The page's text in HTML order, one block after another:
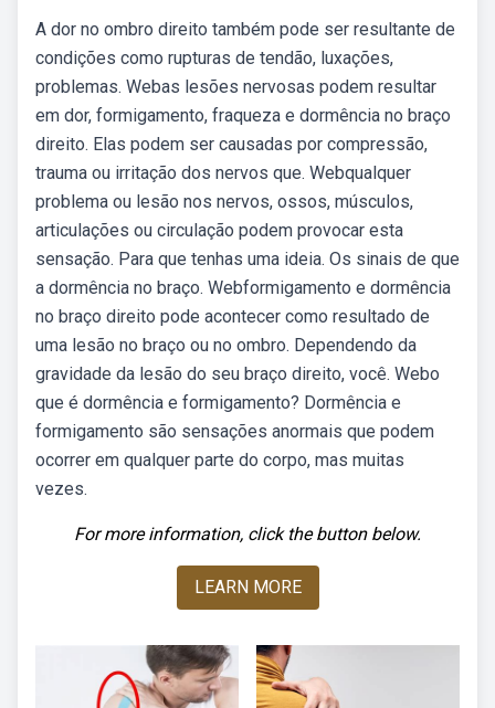
A dor no ombro direito também pode ser resultante de
condições como rupturas de tendão, luxações,
problemas. Webas lesões nervosas podem resultar
em dor, formigamento, fraqueza e dormência no braço
direito. Elas podem ser causadas por compressão,
trauma ou irritação dos nervos que. Webqualquer
problema ou lesão nos nervos, ossos, músculos,
articulações ou circulação podem provocar esta
sensação. Para que tenhas uma ideia. Os sinais de que
a dormência no braço. Webformigamento e dormência
no braço direito pode acontecer como resultado de
uma lesão no braço ou no ombro. Dependendo da
gravidade da lesão do seu braço direito, você. Webo
que é dormência e formigamento? Dormência e
formigamento são sensações anormais que podem
ocorrer em qualquer parte do corpo, mas muitas
vezes.
For more information, click the button below.
LEARN MORE